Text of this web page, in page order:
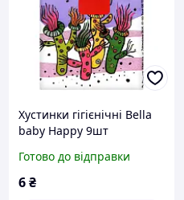
Хустинки гігієнічні Bella
baby Happy 9шт
Готово до відправки
6₴